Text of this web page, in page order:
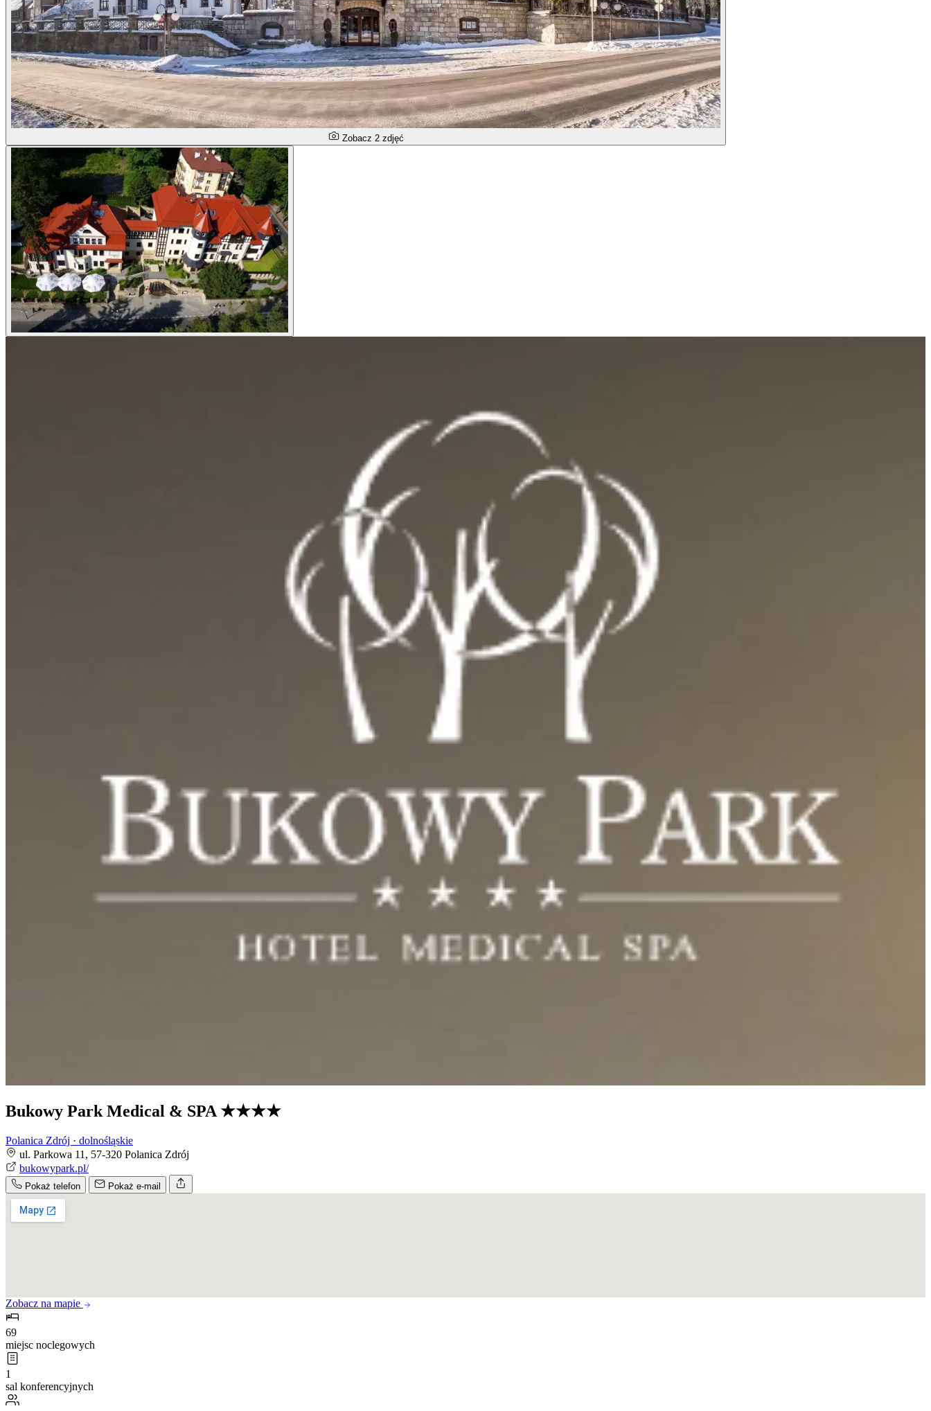
Zobacz 2 zdjęć
Bukowy Park Medical & SPA ★★★★
Polanica Zdrój · dolnośląskie
ul. Parkowa 11, 57-320 Polanica Zdrój
bukowypark.pl/
Pokaż telefon Pokaż e-mail
Zobacz na mapie
69
miejsc noclegowych
1
sal konferencyjnych